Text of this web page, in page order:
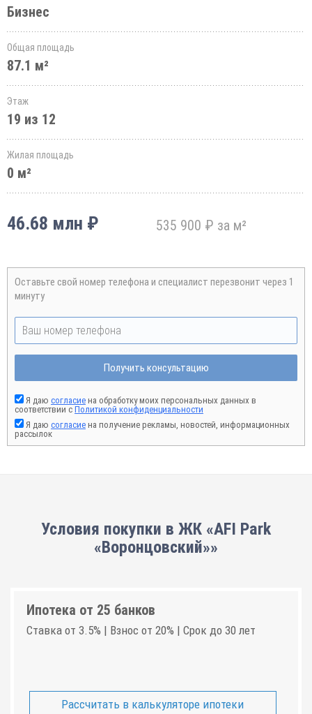
Бизнес
Общая площадь
87.1 м²
Этаж
19 из 12
Жилая площадь
0 м²
46.68 млн ₽ 535 900 ₽ за м²
Оставьте свой номер телефона и специалист перезвонит через 1
минуту
Получить консультацию
Я даю согласие на обработку моих персональных данных в
соответствии с Политикой конфиденциальности
Я даю согласие на получение рекламы, новостей, информационных
рассылок
Условия покупки в ЖК «AFI Park
«Воронцовский»»
Ипотека от 25 банков
Ставка от 3.5% | Взнос от 20% | Срок до 30 лет
Рассчитать в калькуляторе ипотеки